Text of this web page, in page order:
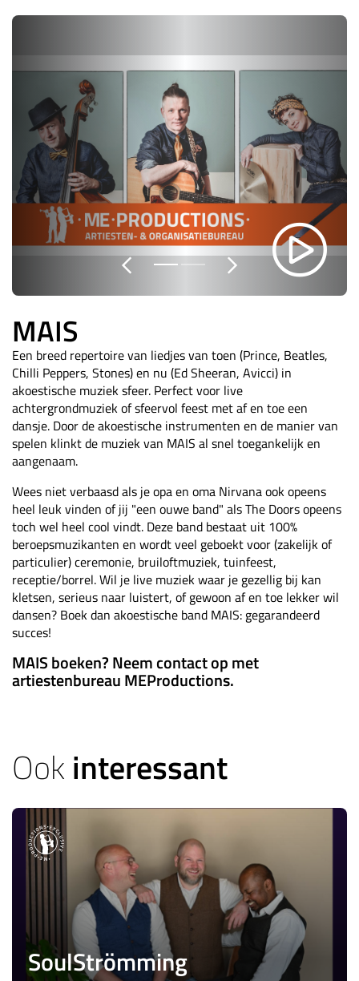
MAIS
Een breed repertoire van liedjes van toen (Prince, Beatles,
Chilli Peppers, Stones) en nu (Ed Sheeran, Avicci) in
akoestische muziek sfeer. Perfect voor live
achtergrondmuziek of sfeervol feest met af en toe een
dansje. Door de akoestische instrumenten en de manier van
spelen klinkt de muziek van MAIS al snel toegankelijk en
aangenaam.
Wees niet verbaasd als je opa en oma Nirvana ook opeens
heel leuk vinden of jij "een ouwe band" als The Doors opeens
toch wel heel cool vindt. Deze band bestaat uit 100%
beroepsmuzikanten en wordt veel geboekt voor (zakelijk of
particulier) ceremonie, bruiloftmuziek, tuinfeest,
receptie/borrel. Wil je live muziek waar je gezellig bij kan
kletsen, serieus naar luistert, of gewoon af en toe lekker wil
dansen? Boek dan akoestische band MAIS: gegarandeerd
succes!
MAIS boeken? Neem contact op met
artiestenbureau MEProductions.
Ookinteressant
SoulStrömming